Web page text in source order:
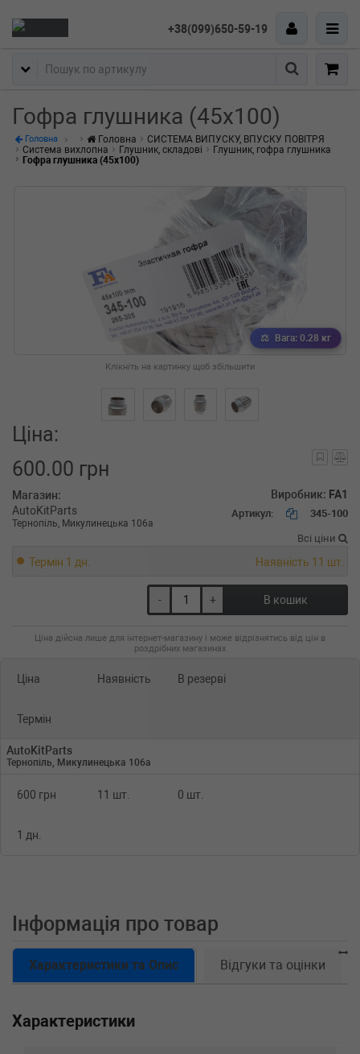
+38(099)650-59-19
Пошук
Гофра глушника (45x100)
Головна Головна
СИСТЕМА ВИПУСКУ, ВПУСКУ ПОВІТРЯ
Система вихлопна
Глушник, складові
Глушник, гофра глушника
Гофра глушника (45x100)
Вага: 0.28 кг
Клікніть на картинку щоб збільшити
Ціна:
600.00 грн
Магазин:
AutoKitParts
Тернопіль, Микулинецька 106а
Виробник: FA1
Артикул: 345-100
Всі ціни
Термін 1 дн. Наявність 11 шт.
- + В кошик
Ціна дійсна лише для інтернет-магазину і може відрізнятись від цін в
роздрібних магазинах
Ціна Наявність В резерві
Термін
AutoKitParts
Тернопіль, Микулинецька 106а
600 грн 11 шт. 0 шт.
1 дн.
Інформація про товар
Характеристики та Опис Відгуки та оцінки
Характеристики